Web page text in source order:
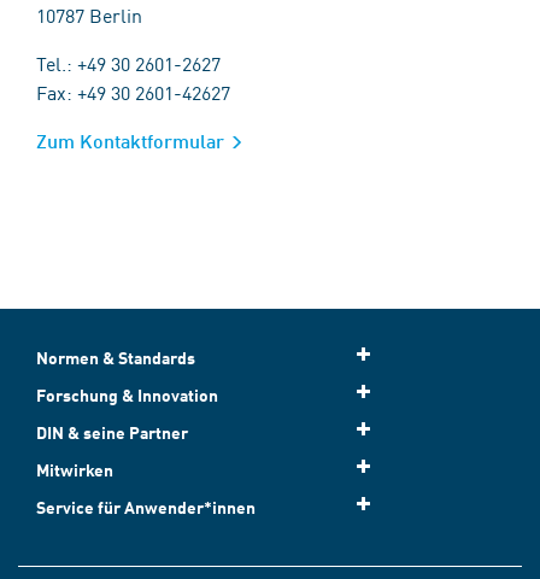
10787 Berlin
Tel.: +49 30 2601-2627
Fax: +49 30 2601-42627
Zum Kontaktformular
Normen & Standards
Forschung & Innovation
DIN & seine Partner
Mitwirken
Service für Anwender*innen